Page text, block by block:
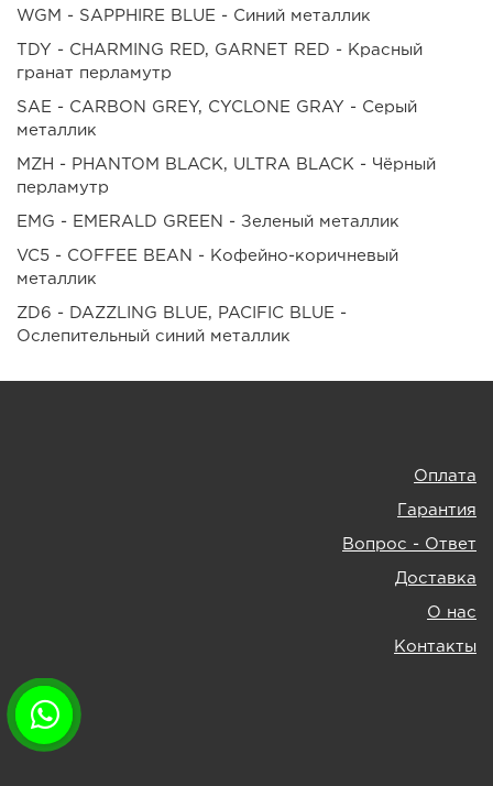
WGM - SAPPHIRE BLUE - Синий металлик
TDY - CHARMING RED, GARNET RED - Красный
гранат перламутр
SAE - CARBON GREY, CYCLONE GRAY - Серый
металлик
MZH - PHANTOM BLACK, ULTRA BLACK - Чёрный
перламутр
EMG - EMERALD GREEN - Зеленый металлик
VC5 - COFFEE BEAN - Кофейно-коричневый
металлик
ZD6 - DAZZLING BLUE, PACIFIC BLUE -
Ослепительный синий металлик
Оплата
Гарантия
Вопрос - Ответ
Доставка
О нас
Контакты